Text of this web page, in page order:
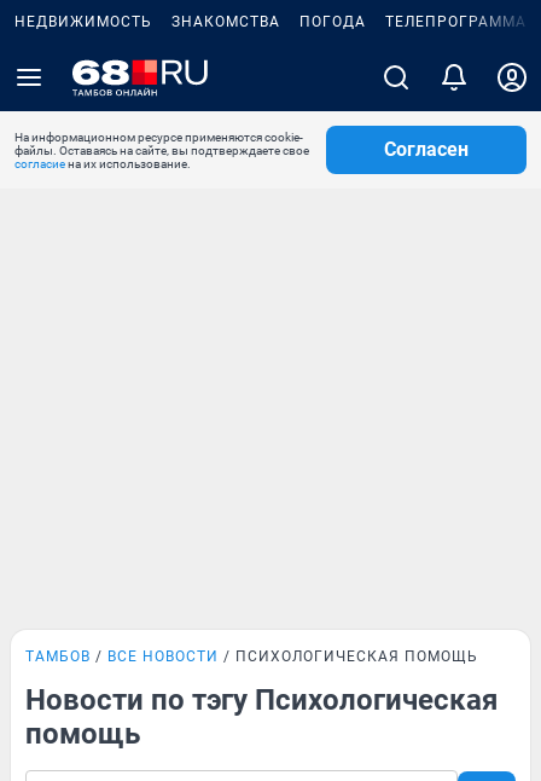
НЕДВИЖИМОСТЬ ЗНАКОМСТВА ПОГОДА ТЕЛЕПРОГРАММА
На информационном ресурсе применяются cookie-
файлы. Оставаясь на сайте, вы подтверждаете свое
согласиена их использование.
Согласен
ТАМБОВ ВСЕ НОВОСТИ ПСИХОЛОГИЧЕСКАЯ ПОМОЩЬ
Новости по тэгу Психологическая
помощь